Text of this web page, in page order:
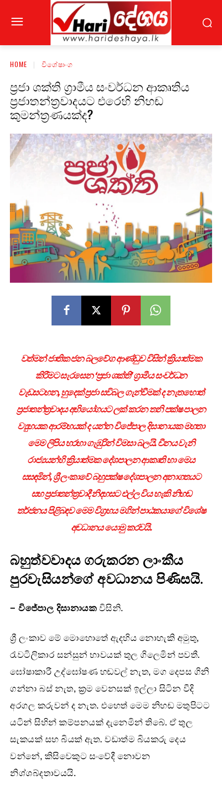
HOME විශේෂාංග
ප්‍රජා ශක්ති ග්‍රාමීය සංවර්ධන ආකෘතිය
ප්‍රජාතන්ත්‍රවාදයට එරෙහි නිහඬ
කුමන්ත්‍රණයක්ද?
වත්මන් ජාතික ජන බලවේග ආණ්ඩුව විසින් ක්‍රියාත්මක
කිරීමට සැරසෙන ‘ප්‍රජා ශක්ති’ ග්‍රාමීය සංවර්ධන
වැඩසටහන, හුදෙක් ප්‍රජා සවිබල ගැන්වීමක් ද නැතහොත්
ප්‍රජාතන්ත්‍රවාදය අභියෝගයට ලක් කරන තනි පක්ෂ පාලන
ව්‍යුහයක ආරම්භයක් ද යන්න විජේපාල දිසානායක මහතා
මෙම ලිපිය හරහා ගැඹුරින් විමසා බලයි. චීනය වැනි
රාජ්‍යයන්හි ක්‍රියාත්මක දේශපාලන ආකෘති හා මෙය
සසඳමින්, ශ්‍රී ලංකාවේ බහුපක්ෂ දේශපාලන අනාගතයට
සහ ප්‍රජාතන්ත්‍රවාදී නිදහසට එල්ල විය හැකි නිහඬ
තර්ජනය පිළිබඳව මෙම විග්‍රහය මගින් පාඨකයාගේ විශේෂ
අවධානය යොමු කරවයි.
බහුත්වවාදය ගරුකරන ලාංකීය
පුරවැසියන්ගේ අවධානය පිණිසයි.
– විජේපාල දිසානායකවිසිනි.
ශ්‍රී ලංකාව මේ මොහොතේ ඇදහිය නොහැකි අමුතු,
රැවටිලිකාර සන්සුන් භාවයක් තුල ගිලෙමින් පවතී.
ඝෝෂාකාරී උද්ඝෝෂණ හඬවල් නැත, මග දෙපස ගිනි
ගන්නා බස් නැත, ක්‍රම වෙනසක් ඉල්ලා සිටින වීදි
අරගල කරුවන් ද නැත. එහෙත් මෙම නිහඬ මතුපිටට
යටින් සිහින් කම්පනයක් දැනෙමින් තිබේ. ඒ තුල
සැකයක් සහ බියක් ඇත. වඩාත්ම බියකරු දෙය
වන්නේ, කිසිවෙකුට සංවේදී නොවන
නිශ්ශබ්දතාවයයි.